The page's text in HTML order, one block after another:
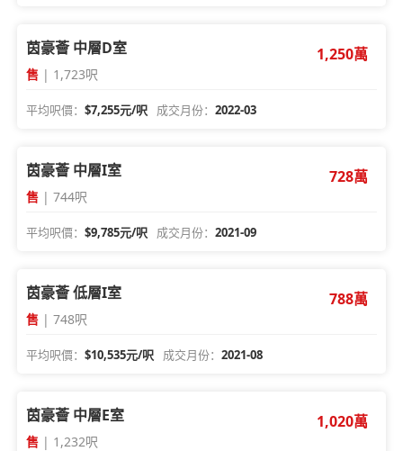
茵豪薈 中層D室
售 | 1,723呎
1,250萬
平均呎價：$7,255元/呎 成交月份：2022-03
茵豪薈 中層I室
售 | 744呎
728萬
平均呎價：$9,785元/呎 成交月份：2021-09
茵豪薈 低層I室
售 | 748呎
788萬
平均呎價：$10,535元/呎 成交月份：2021-08
茵豪薈 中層E室
售 | 1,232呎
1,020萬